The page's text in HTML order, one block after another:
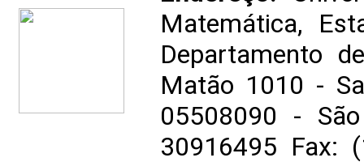
Matemática,
Departamento
Matão 1010 -
05508090 -
30916495 Fax: